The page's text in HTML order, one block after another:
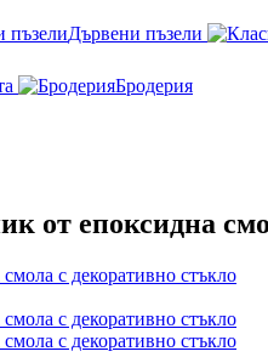
Дървени пъзели
Бродерия
от епоксидна